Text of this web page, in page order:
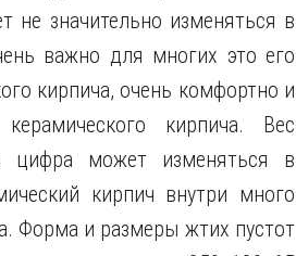
не значительно изменяться в
важно для многих это его
кирпича, очень комфортно и
кирпича. Вес
цифра может изменяться в
кирпич внутри много
Форма и размеры жтих пустот